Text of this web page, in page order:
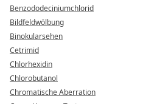
Benzododeciniumchlorid
Bildfeldwölbung
Binokularsehen
Cetrimid
Chlorhexidin
Chlorobutanol
Chromatische Aberration